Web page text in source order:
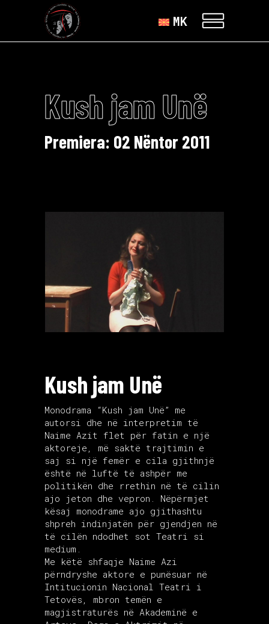
MK
Kush jam Unë
Premiera: 02 Nëntor 2011
Kush jam Unë
Monodrama “Kush jam Unë” me
autorsi dhe në interpretim të
Naime Azit flet për fatin e një
aktoreje, më saktë trajtimin e
saj si një femër e cila gjithnjë
është në luftë të ashpër me
politikën dhe rrethin në të cilin
ajo jeton dhe vepron. Nëpërmjet
kësaj monodrame ajo gjithashtu
shpreh indinjatën për gjendjen në
të cilën ndodhet sot Teatri si
medium.
Me këtë shfaqje Naime Azi
përndryshe aktore e punësuar në
Intitucionin Nacional Teatri i
Tetovës, mbron temën e
magjistraturës në Akademinë e